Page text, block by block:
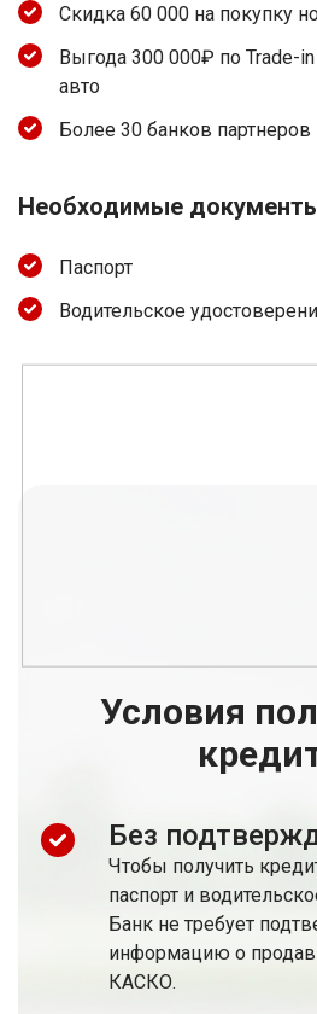
Скидка 60 000 на покупку
Выгода 300 000₽ по Trade-
авто
Более 30 банков партнеров
Необходимые
Паспорт
Водительское
Условия
Без
Чтобы получить
паспорт и
Банк не требует
информацию о
КАСКО.